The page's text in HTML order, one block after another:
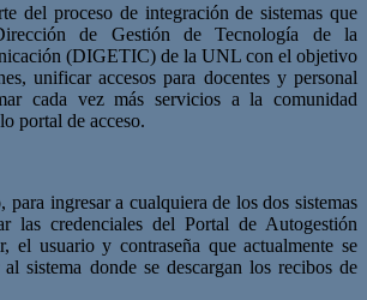
del proceso de integración de sistemas que
de Gestión de Tecnología de la
(DIGETIC) de la UNL con el objetivo
unificar accesos para docentes y personal
cada vez más servicios a la comunidad
portal de acceso.
para ingresar a cualquiera de los dos sistemas
las credenciales del Portal de Autogestión
el usuario y contraseña que actualmente se
sistema donde se descargan los recibos de